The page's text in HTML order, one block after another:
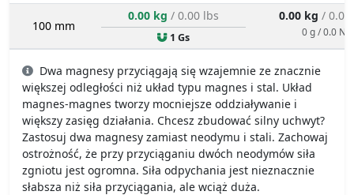
100 mm
0.00 kg / 0.00 lbs
1 Gs
0.00 kg / 0.00
0 g / 0.0 N
Dwa magnesy przyciągają się wzajemnie ze znacznie
większej odległości niż układ typu magnes i stal. Układ
magnes-magnes tworzy mocniejsze oddziaływanie i
większy zasięg działania. Chcesz zbudować silny uchwyt?
Zastosuj dwa magnesy zamiast neodymu i stali. Zachowaj
ostrożność, że przy przyciąganiu dwóch neodymów siła
zgniotu jest ogromna. Siła odpychania jest nieznacznie
słabsza niż siła przyciągania, ale wciąż duża.